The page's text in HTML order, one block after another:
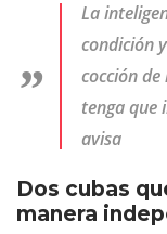
La
condición
cocción
tenga que
avisa
Dos cubas
manera